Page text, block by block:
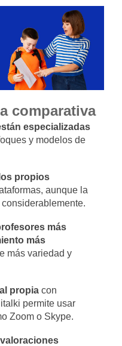
comparativa
especializadas
y modelos de
propios
aunque la
más
más
más variedad y
propia con
permite usar
Zoom o Skype.